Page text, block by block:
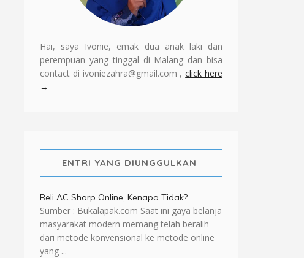
Hai, saya Ivonie, emak dua anak laki dan
perempuan yang tinggal di Malang dan bisa
contact di ivoniezahra@gmail.com ,click here
→
ENTRI YANG DIUNGGULKAN
Beli AC Sharp Online, Kenapa Tidak?
Sumber : Bukalapak.com Saat ini gaya belanja
masyarakat modern memang telah beralih
dari metode konvensional ke metode online
yang ...